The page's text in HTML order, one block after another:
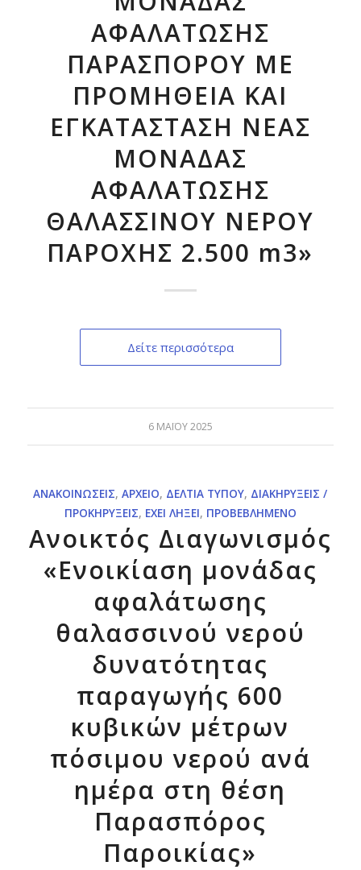
ΑΦΑΛΑΤΩΣΗΣ
ΠΑΡΑΣΠΟΡΟΥ ΜΕ
ΠΡΟΜΗΘΕΙΑ ΚΑΙ
ΕΓΚΑΤΑΣΤΑΣΗ ΝΕΑΣ
ΜΟΝΑΔΑΣ
ΑΦΑΛΑΤΩΣΗΣ
ΘΑΛΑΣΣΙΝΟΥ ΝΕΡΟΥ
ΠΑΡΟΧΗΣ 2.500 m3»
Δείτε περισσότερα
6 ΜΑΪ́ΟΥ 2025
ΑΝΑΚΟΙΝΏΣΕΙΣ,ΑΡΧΕΊΟ, ΔΕΛΤΊΑ ΤΎΠΟΥ, ΔΙΑΚΗΡΎΞΕΙΣ /
ΠΡΟΚΗΡΎΞΕΙΣ, ΈΧΕΙ ΛΉΞΕΙ, ΠΡΟΒΕΒΛΗΜΈΝΟ
Ανοικτός Διαγωνισμός
«Ενοικίαση μονάδας
αφαλάτωσης
θαλασσινού νερού
δυνατότητας
παραγωγής 600
κυβικών μέτρων
πόσιμου νερού ανά
ημέρα στη θέση
Παρασπόρος
Παροικίας»